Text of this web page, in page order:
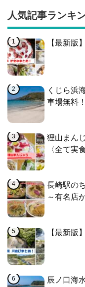
人気記事ランキ
【最新版
くじら浜
車場無料
狸山まん
〈全て実
長崎駅の
～有名店
【最新版
辰ノ口海